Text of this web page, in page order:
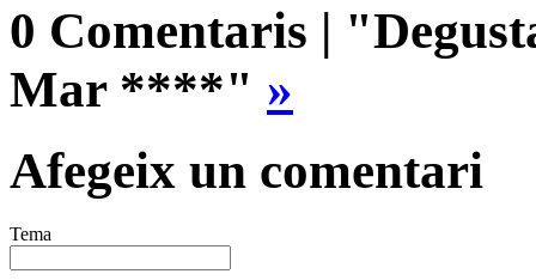
0 Comentaris |
Mar ****" »
Afegeix un comentari
Tema